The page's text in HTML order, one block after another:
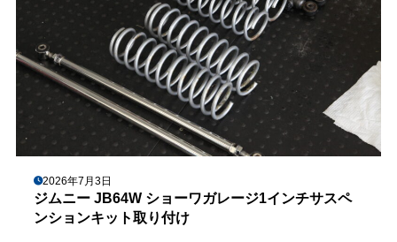
2026年7月3日
ジムニー JB64W ショーワガレージ1インチサスペ
ンションキット取り付け